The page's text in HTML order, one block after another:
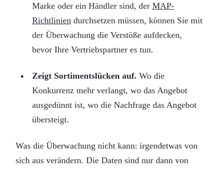
Marke oder ein Händler sind, der MAP-
Richtlinien durchsetzen müssen, können Sie mit
der Überwachung die Verstöße aufdecken,
bevor Ihre Vertriebspartner es tun.
Zeigt Sortimentslücken auf. Wo die
Konkurrenz mehr verlangt, wo das Angebot
ausgedünnt ist, wo die Nachfrage das Angebot
übersteigt.
Was die Überwachung nicht kann: irgendetwas von
sich aus verändern. Die Daten sind nur dann von